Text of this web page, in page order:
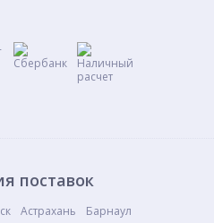
поставок
Астрахань
Барнаул